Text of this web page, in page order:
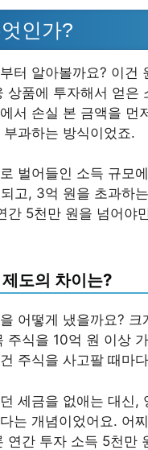
인가?
터 알아볼까요? 이건
상품에 투자해서 얻은
서 손실 본 금액을 먼
과하는 방식이었죠.
벌어들인 소득 규모
고, 3억 원을 초과하
간 5천만 원을 넘어야
도의 차이는?
어떻게 냈을까요?
주식을 10억 원 이상
주식을 사고팔 때마
세금을 없애는 대신,
는 개념이었어요. 어
연간 투자 소득 5천만